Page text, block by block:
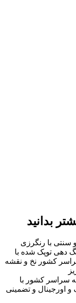
بدانید
و سنتی با رنگرزی
نمره ۲۰ بدون رنگ دهی توپک شده با
کشور نخ و نقشه
سراسر کشور با
و اورجینال و تضمینی